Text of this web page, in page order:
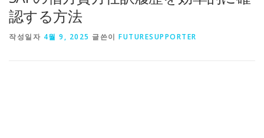
認する方法
작성일자 4월 9, 2025 글쓴이 FUTURESUPPORTER